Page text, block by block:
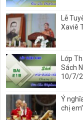
Lễ
Xaviê
Lớp
Sách
10/7/
Ý
chị